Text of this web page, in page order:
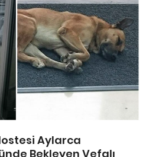
Aylarca
Bekleyen Vefalı